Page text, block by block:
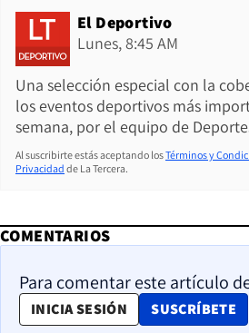
El Deportivo
Lunes, 8:45 AM
Una selección especial con la
los eventos deportivos más
semana, por el equipo de
Al suscribirte estás aceptando losTérminos y
Privacidad de La Tercera.
COMENTARIOS
Para comentar este artículo
INICIA SESIÓN SUSCRÍBETE
OPENS IN NEW